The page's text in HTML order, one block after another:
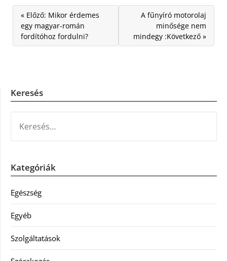
« Előző: Mikor érdemes
egy magyar-román
fordítóhoz fordulni?
A fűnyíró motorolaj
minősége nem
mindegy :Következő »
Keresés
Kategóriák
Egészség
Egyéb
Szolgáltatások